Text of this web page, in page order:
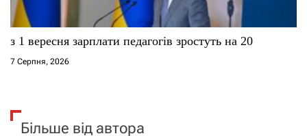
з 1 вересня зарплати педагогів зростуть на 20
7 Серпня, 2026
Більше від автора